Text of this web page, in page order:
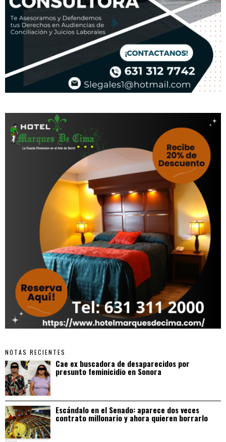
NOTAS RECIENTES
Cae ex buscadora de desaparecidos por
presunto feminicidio en Sonora
Escándalo en el Senado: aparece dos veces
contrato millonario y ahora quieren borrarlo